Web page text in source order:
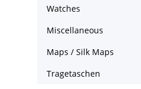
Watches
Miscellaneous
Maps / Silk Maps
Tragetaschen